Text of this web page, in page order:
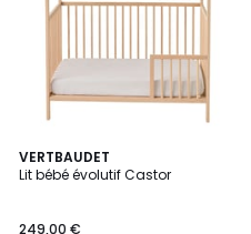
VERTBAUDET
Lit bébé évolutif Castor
249,00 €